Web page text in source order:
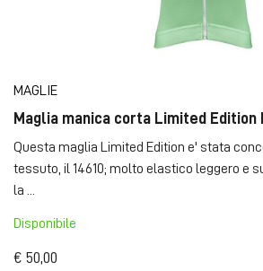
MAGLIE
Maglia manica corta Limited Edition
Questa maglia Limited Edition e' stata
tessuto, il 14610; molto elastico leggero e
la ...
Disponibile
€ 50,00